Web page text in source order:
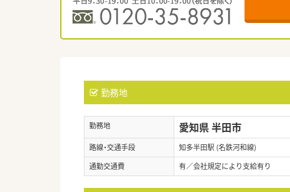
勤務地
勤務地 愛知県 半田市
路線・交通手段
知多半田駅 (名鉄河和線)
通勤交通費
有／会社規定により支給有り